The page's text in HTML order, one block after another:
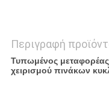
Περιγραφή
Τυπωμένος
χειρισμού πινάκων